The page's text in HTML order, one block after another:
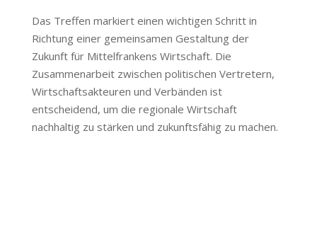
Das Treffen markiert einen wichtigen Schritt in
Richtung einer gemeinsamen Gestaltung der
Zukunft für Mittelfrankens Wirtschaft. Die
Zusammenarbeit zwischen politischen Vertretern,
Wirtschaftsakteuren und Verbänden ist
entscheidend, um die regionale Wirtschaft
nachhaltig zu stärken und zukunftsfähig zu machen.